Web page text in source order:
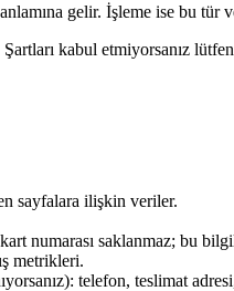
gelir. İşleme ise bu
kabul etmiyorsanız
sayfalara ilişkin veriler.
numarası saklanmaz; bu
metrikleri.
telefon, teslimat